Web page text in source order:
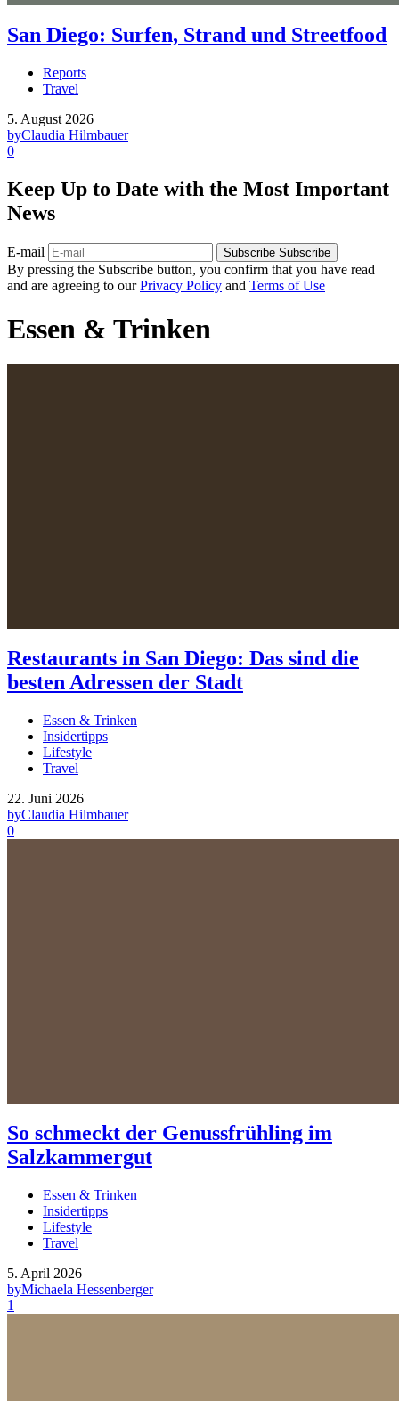
San Diego: Surfen, Strand und Streetfood
Reports
Travel
5. August 2026
byClaudia Hilmbauer
0
Keep Up to Date with the Most Important
News
E-mail Subscribe Subscribe
By pressing the Subscribe button, you confirm that you have read
and are agreeing to ourPrivacy Policy and Terms of Use
Essen & Trinken
Restaurants in San Diego: Das sind die
besten Adressen der Stadt
Essen & Trinken
Insidertipps
Lifestyle
Travel
22. Juni 2026
byClaudia Hilmbauer
0
So schmeckt der Genussfrühling im
Salzkammergut
Essen & Trinken
Insidertipps
Lifestyle
Travel
5. April 2026
byMichaela Hessenberger
1